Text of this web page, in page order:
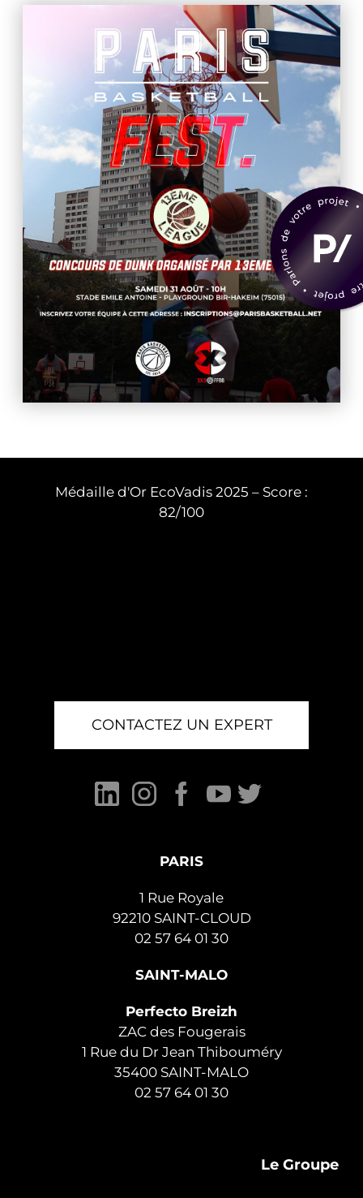
Médaille d'Or EcoVadis 2025 – Score :
82/100
CONTACTEZ UN EXPERT
PARIS
1 Rue Royale
92210 SAINT-CLOUD
02 57 64 01 30
SAINT-MALO
Perfecto Breizh
ZAC des Fougerais
1 Rue du Dr Jean Thibouméry
35400 SAINT-MALO
02 57 64 01 30
Le Groupe